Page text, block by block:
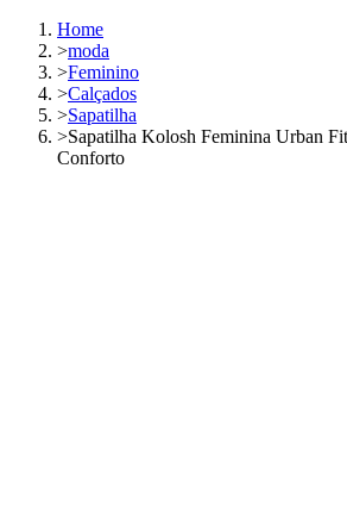
Home
>moda
>Feminino
>Calçados
>Sapatilha
>Sapatilha Kolosh Feminina Urban
Conforto